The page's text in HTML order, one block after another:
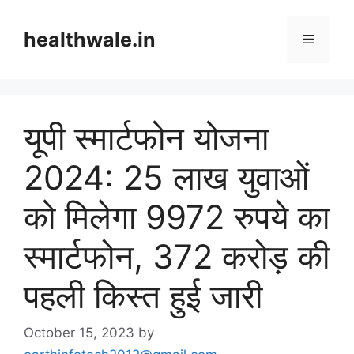
contenthealthwale.in Menu
यूपी स्मार्टफोन योजना
2024: 25 लाख युवाओं
को मिलेगा 9972 रुपये का
स्मार्टफोन, 372 करोड़ की
पहली किस्त हुई जारी
October 15, 2023 by